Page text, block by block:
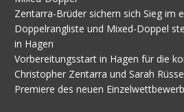
Zentarra-Brüder sichern sich Sieg im
Doppelrangliste und Mixed-Doppel
in Hagen
Vorbereitungsstart in Hagen für die
Christopher Zentarra und Sarah
Premiere des neuen